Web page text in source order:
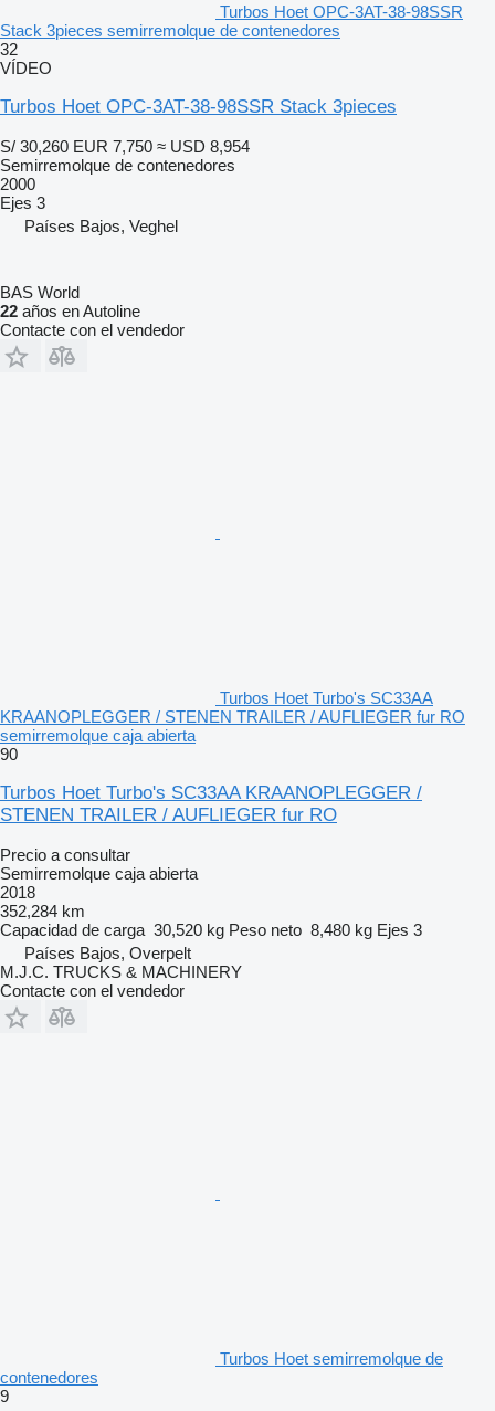
Turbos Hoet OPC-3AT-38-98SSR
Stack 3pieces semirremolque de contenedores
32
VÍDEO
Turbos Hoet OPC-3AT-38-98SSR Stack 3pieces
S/ 30,260 EUR 7,750 ≈ USD 8,954
Semirremolque de contenedores
2000
Ejes 3
Países Bajos, Veghel
BAS World
22 años en Autoline
Contacte con el vendedor
Turbos Hoet Turbo's SC33AA
KRAANOPLEGGER / STENEN TRAILER / AUFLIEGER fur RO
semirremolque caja abierta
90
Turbos Hoet Turbo's SC33AA KRAANOPLEGGER /
STENEN TRAILER / AUFLIEGER fur RO
Precio a consultar
Semirremolque caja abierta
2018
352,284 km
Capacidad de carga 30,520 kg Peso neto 8,480 kg Ejes 3
Países Bajos, Overpelt
M.J.C. TRUCKS & MACHINERY
Contacte con el vendedor
Turbos Hoet semirremolque de
contenedores
9